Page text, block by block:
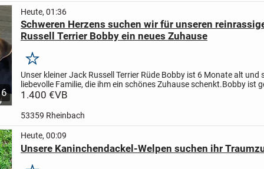
6
Heute, 01:36
Schweren Herzens suchen wir für unseren
Russell Terrier Bobby ein neues Zuhause
Merken
Unser kleiner Jack Russell Terrier Rüde Bobby ist 6 Monate alt und
liebevolle Familie, die ihm ein schönes Zuhause schenkt.Bobby ist
mit seiner Mutter und seiner Schwester...
1.400 €VB
53359 Rheinbach
Heute, 00:09
Unsere Kaninchendackel-Welpen suchen ihr